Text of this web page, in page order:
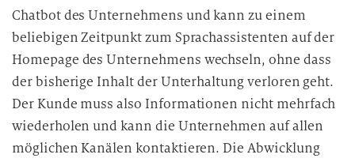
Chatbot des Unternehmens und kann zu einem
beliebigen Zeitpunkt zum Sprachassistenten auf der
Homepage des Unternehmens wechseln, ohne dass
der bisherige Inhalt der Unterhaltung verloren geht.
Der Kunde muss also Informationen nicht mehrfach
wiederholen und kann die Unternehmen auf allen
möglichen Kanälen kontaktieren. Die Abwicklung